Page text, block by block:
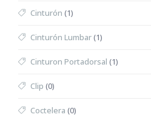
Cinturón (1)
Cinturón Lumbar(1)
Cinturon Portadorsal (1)
Clip (0)
Coctelera (0)